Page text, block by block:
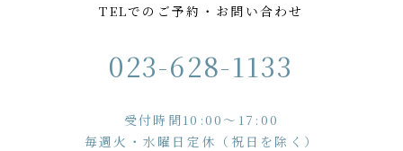
TELでのご予約・お問い合わせ
023-628-1133
受付時間10:00〜17:00
毎週火・水曜日定休（祝日を除く）